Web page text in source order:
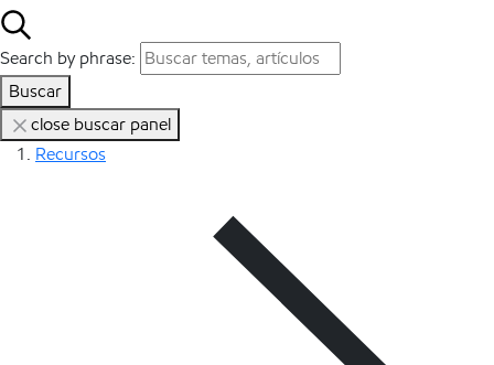
Search by phrase:
Buscar
close buscar panel
Recursos